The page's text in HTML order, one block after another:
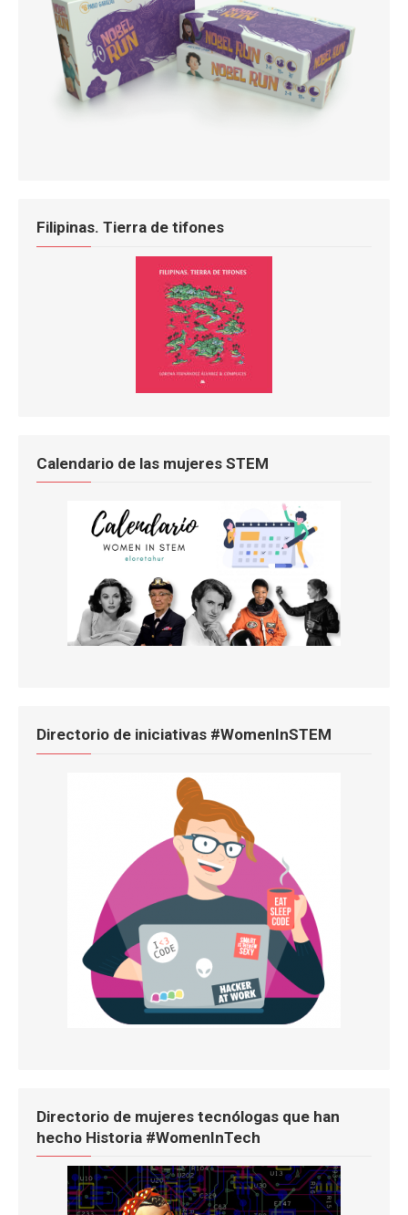
Filipinas. Tierra de tifones
Calendario de las mujeres STEM
Directorio de iniciativas #WomenInSTEM
Directorio de mujeres tecnólogas que han
hecho Historia #WomenInTech